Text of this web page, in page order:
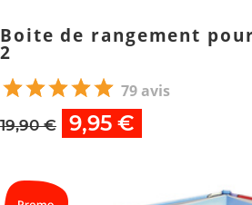
Boite de rangement
2
79 avis
19,90 € 9,95 €